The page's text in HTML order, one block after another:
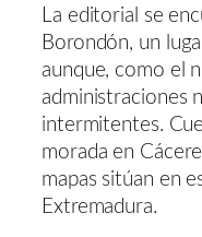
La editorial se
Borondón, un
aunque, como el
administraciones
intermitentes.
morada en
mapas sitúan en
Extremadura.